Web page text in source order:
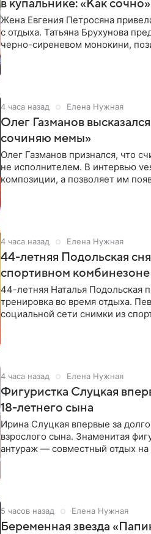
в купальнике: «Как сочно»
Жена Евгения Петросяна
с отдыха. Татьяна Брухунова
черно-сиреневом монокини,
4 часа назад Елена Нужная
Олег Газманов
сочиняю мемы»
Олег Газманов признался, что
не исполнителем. В интервью
композиции, а позволяет им
4 часа назад Елена Нужная
44-летняя Подольская
спортивном комбинезоне
44-летняя Наталья Подольская
тренировка во время отдыха.
социальной сети снимки из
4 часа назад Елена Нужная
Фигуристка Слуцкая
18-летнего сына
Ирина Слуцкая впервые за
взрослого сына. Знаменитая
антураж — совместный отдых
5 часов назад Елена Нужная
Беременная звезда